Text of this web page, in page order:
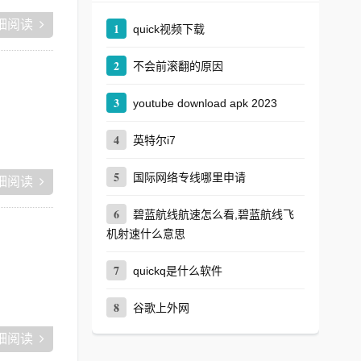
阅读
阅读
阅读
1 quick视频下载
2 不会前滚翻的原因
3 youtube download apk 2023
4 英特尔i7
5 国际网络专线哪里申请
6
碧蓝航线航速怎么看,碧蓝航线飞
机射速什么意思
7 quickq是什么软件
8 谷歌上外网